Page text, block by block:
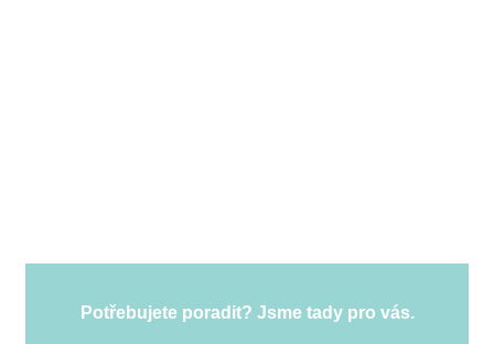
Potřebujete poradit? Jsme tady pro vás.